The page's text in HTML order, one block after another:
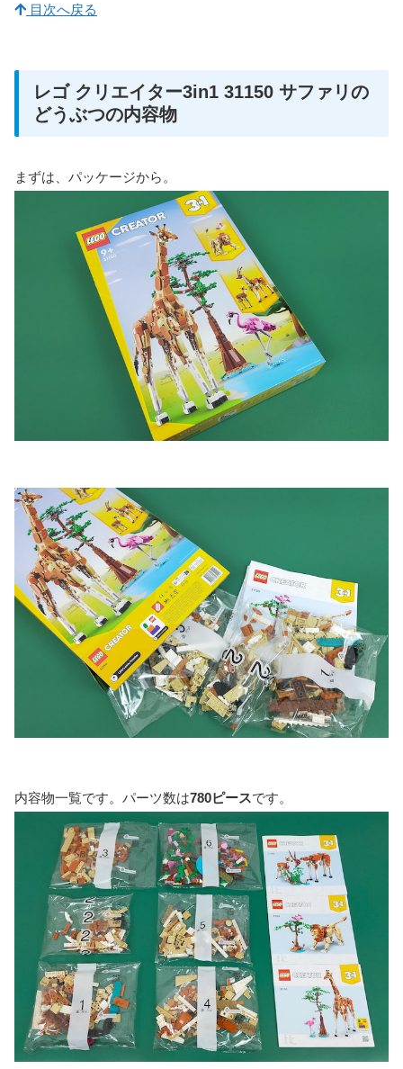
目次へ戻る
レゴ クリエイター3in1 31150 サファリの
どうぶつの内容物
まずは、パッケージから。
内容物一覧です。パーツ数は780ピースです。